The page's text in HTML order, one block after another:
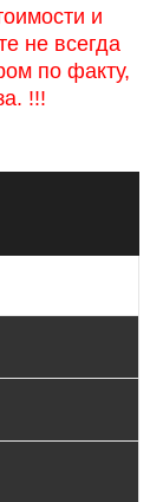
и
не всегда
по факту,
!!!